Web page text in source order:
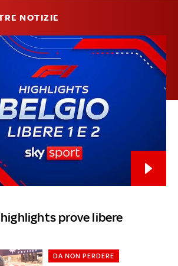
NOTIZIE
highlights prove libere
DA NON PERDERE